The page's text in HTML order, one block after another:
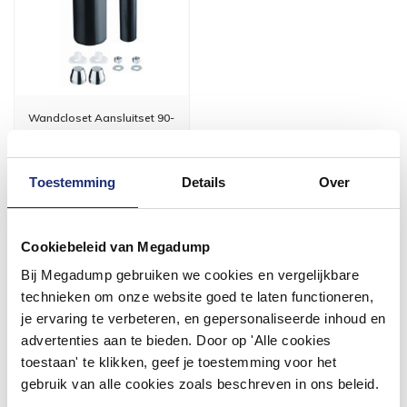
Toestemming Details Over
Cookiebeleid van Megadump
Bij Megadump gebruiken we cookies en vergelijkbare
technieken om onze website goed te laten functioneren,
je ervaring te verbeteren, en gepersonaliseerde inhoud en
advertenties aan te bieden. Door op 'Alle cookies
toestaan' te klikken, geef je toestemming voor het
gebruik van alle cookies zoals beschreven in ons beleid.
Wandcloset Aansluitset 90-
volgende werkdag in huis
Meer info
#mijndroombadkamer